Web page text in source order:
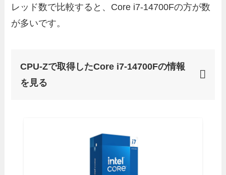
レッド数で比較すると、Core i7-14700Fの方が数
が多いです。
CPU-Zで取得したCore i7-14700Fの情報
を見る